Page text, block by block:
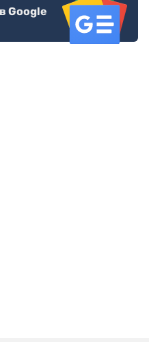
Google